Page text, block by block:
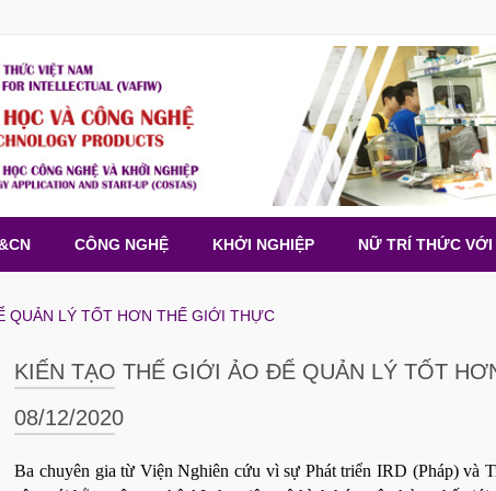
CÔNG NGHỆ KHỞI NGHIỆP NỮ TRÍ THỨC VỚI
QUẢN LÝ TỐT HƠN THẾ GIỚI THỰC
KIẾN TẠO THẾ GIỚI ẢO ĐỂ QUẢN LÝ TỐT
08/12/2020
Ba chuyên gia từ Viện Nghiên cứu vì sự Phát triển IRD (Pháp) và